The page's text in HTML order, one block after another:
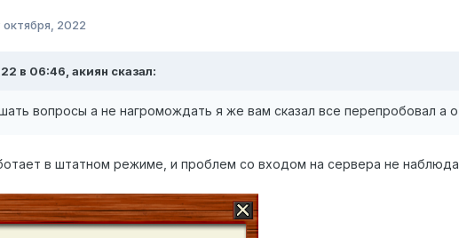
октября, 2022
в 06:46, акиян сказал:
вопросы а не нагромождать я же вам сказал все перепробовал а
в штатном режиме, и проблем со входом на сервера не